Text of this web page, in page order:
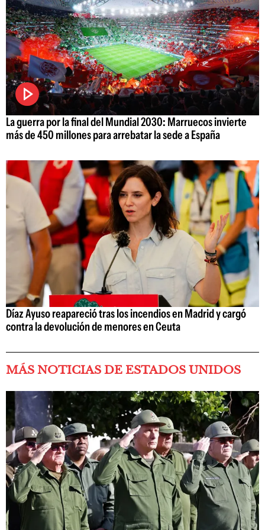
La guerra por la final del Mundial 2030: Marruecos invierte
más de 450 millones para arrebatar la sede a España
Díaz Ayuso reapareció tras los incendios en Madrid y cargó
contra la devolución de menores en Ceuta
MÁS NOTICIAS DE ESTADOS UNIDOS